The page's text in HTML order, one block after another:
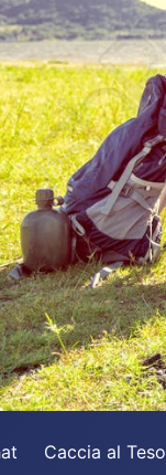
Caccia al